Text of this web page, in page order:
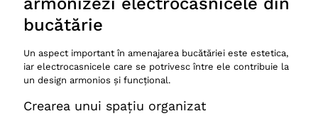
bucătărie
Un aspect important în amenajarea bucătăriei este estetica,
iar electrocasnicele care se potrivesc între ele contribuie la
un design armonios și funcțional.
Crearea unui spațiu organizat